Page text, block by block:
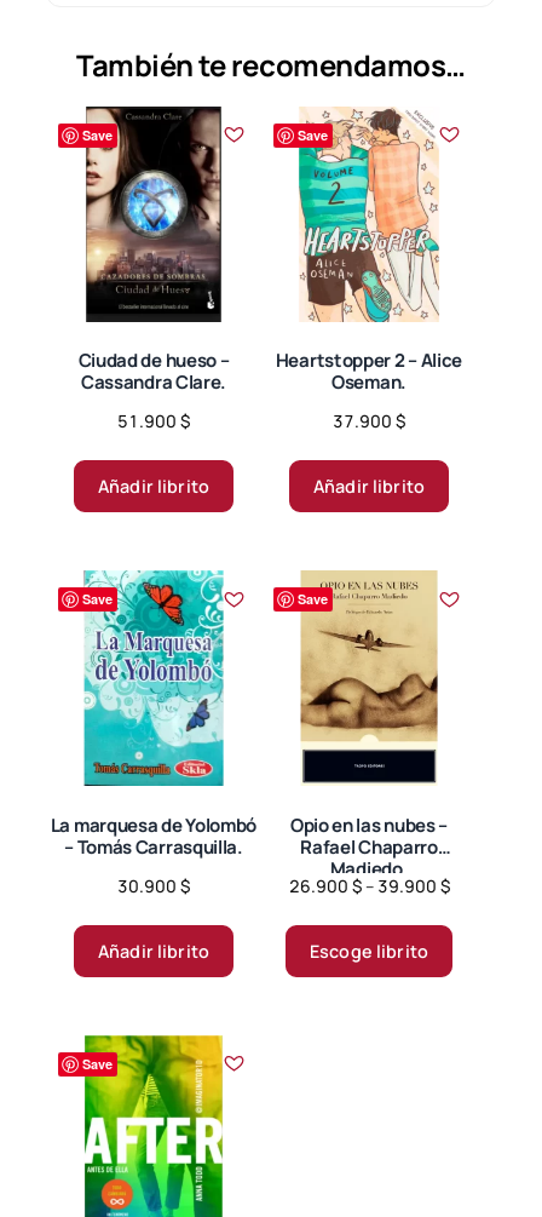
También te recomendamos…
Save
Ciudad de hueso –
Cassandra Clare.
51.900 $
Añadir librito
Save
Heartstopper 2 – Alice
Oseman.
37.900 $
Añadir librito
Save
La marquesa de Yolombó
– Tomás Carrasquilla.
30.900 $
Añadir librito
Save
Opio en las nubes –
Rafael Chaparro
Madiedo.
26.900 $– 39.900 $Price
26.900 $
Escoge librito
tiene
Save